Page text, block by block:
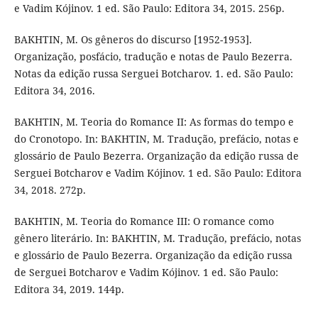
e Vadim Kójinov. 1 ed. São Paulo: Editora 34, 2015. 256p.
BAKHTIN, M. Os gêneros do discurso [1952-1953].
Organização, posfácio, tradução e notas de Paulo Bezerra.
Notas da edição russa Serguei Botcharov. 1. ed. São Paulo:
Editora 34, 2016.
BAKHTIN, M. Teoria do Romance II: As formas do tempo e
do Cronotopo. In: BAKHTIN, M. Tradução, prefácio, notas e
glossário de Paulo Bezerra. Organização da edição russa de
Serguei Botcharov e Vadim Kójinov. 1 ed. São Paulo: Editora
34, 2018. 272p.
BAKHTIN, M. Teoria do Romance III: O romance como
gênero literário. In: BAKHTIN, M. Tradução, prefácio, notas
e glossário de Paulo Bezerra. Organização da edição russa
de Serguei Botcharov e Vadim Kójinov. 1 ed. São Paulo:
Editora 34, 2019. 144p.